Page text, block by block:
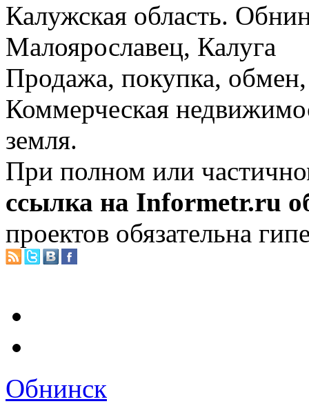
Калужская область.
Малоярославец, Калуга
Продажа, покупка, обмен,
Коммерческая
земля.
При полном или
ссылка на Informetr.ru
проектов обязательна
Обнинск